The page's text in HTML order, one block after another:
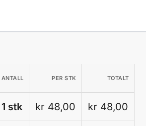
ANTALL PER STK TOTALT
1 stk kr 48,00 kr 48,00